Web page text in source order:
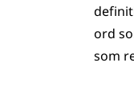
ord
som